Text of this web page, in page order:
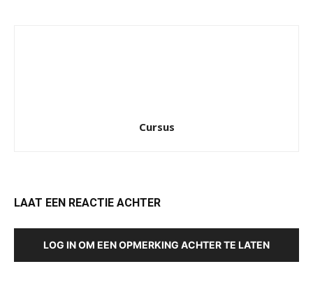
Cursus
LAAT EEN REACTIE ACHTER
LOG IN OM EEN OPMERKING ACHTER TE LATEN